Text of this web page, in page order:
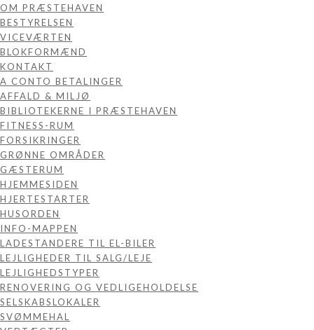
OM PRÆSTEHAVEN
BESTYRELSEN
VICEVÆRTEN
BLOKFORMÆND
KONTAKT
A CONTO BETALINGER
AFFALD & MILJØ
BIBLIOTEKERNE I PRÆSTEHAVEN
FITNESS-RUM
FORSIKRINGER
GRØNNE OMRÅDER
GÆSTERUM
HJEMMESIDEN
HJERTESTARTER
HUSORDEN
INFO-MAPPEN
LADESTANDERE TIL EL-BILER
LEJLIGHEDER TIL SALG/LEJE
LEJLIGHEDSTYPER
RENOVERING OG VEDLIGEHOLDELSE
SELSKABSLOKALER
SVØMMEHAL